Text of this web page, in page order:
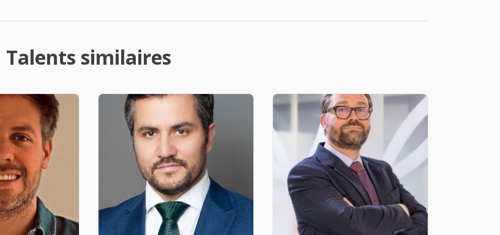
Talents similaires